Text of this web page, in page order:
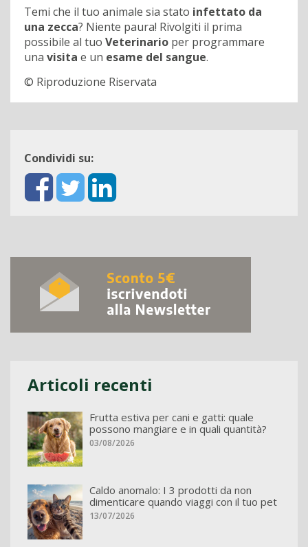
Temi che il tuo animale sia stato infettato da
una zecca? Niente paura! Rivolgiti il prima
possibile al tuo Veterinario per programmare
una visita e un esame del sangue.
© Riproduzione Riservata
Condividi su:
Articoli recenti
Frutta estiva per cani e gatti: quale
possono mangiare e in quali quantità?
03/08/2026
Caldo anomalo: I 3 prodotti da non
dimenticare quando viaggi con il tuo pet
13/07/2026